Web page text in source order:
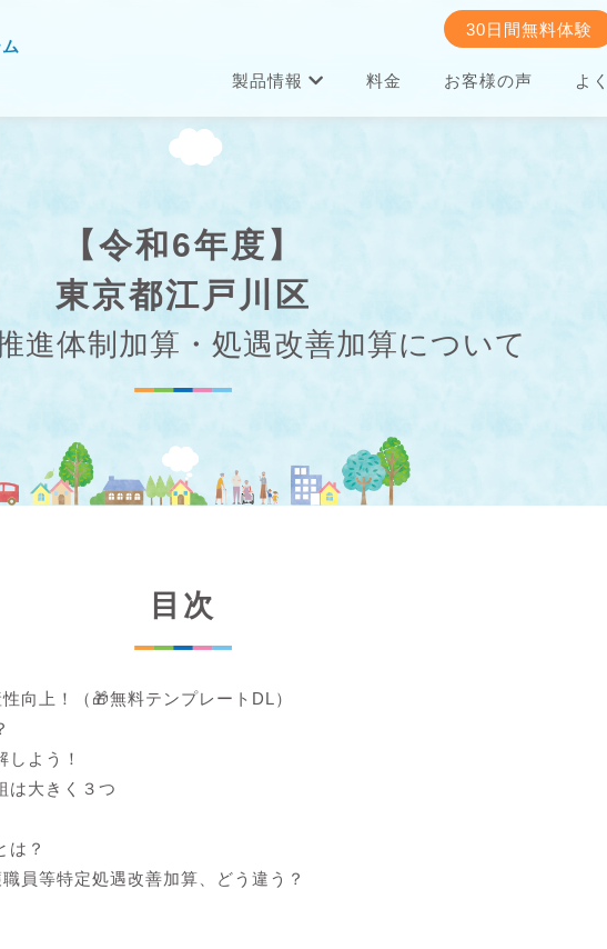
製品情報 料金 お客様の声 よ
30日間無料体験
【令和6年度】
東京都江戸川区
進体制加算・処遇改善加算について
目次
向上！（🎁無料テンプレートDL）
よう！
は大きく３つ
は？
員等特定処遇改善加算、どう違う？